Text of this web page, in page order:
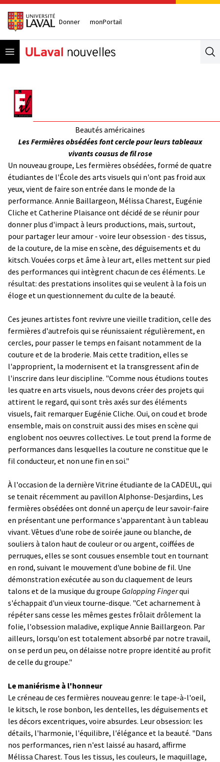
Donner monPortail
Open menu
Beautés américaines
Les Fermières obsédées font cercle pour leurs tableaux
vivants cousus de fil rose
Un nouveau groupe, Les fermières obsédées, formé de quatre
étudiantes de l'École des arts visuels qui n'ont pas froid aux
yeux, vient de faire son entrée dans le monde de la
performance. Annie Baillargeon, Mélissa Charest, Eugénie
Cliche et Catherine Plaisance ont décidé de se réunir pour
donner plus d'impact à leurs productions, mais, surtout,
pour partager leur amour - voire leur obsession - des tissus,
de la couture, de la mise en scène, des déguisements et du
kitsch. Vouées corps et âme à leur art, elles mettent sur pied
des performances qui intègrent chacun de ces éléments. Le
résultat: des prestations insolites qui se veulent à la fois un
éloge et un questionnement du culte de la beauté.
Ces jeunes artistes font revivre une vieille tradition, celle des
fermières d'autrefois qui se réunissaient régulièrement, en
cercles, pour passer le temps en faisant notamment de la
couture et de la broderie. Mais cette tradition, elles se
l'approprient, la modernisent et la transgressent afin de
l'inscrire dans leur discipline. "Comme nous étudions toutes
les quatre en arts visuels, nous devons créer des projets qui
attirent le regard, qui sont très axés sur des éléments
visuels, fait remarquer Eugénie Cliche. Oui, on coud et brode
ensemble, mais on construit aussi des mises en scène qui
englobent nos oeuvres collectives. Le tout prend la forme de
performances dans lesquelles la couture ne constitue que le
fil conducteur, et non une fin en soi."
À l'occasion de la dernière Vitrine étudiante de la CADEUL, qui
se tenait récemment au pavillon Alphonse-Desjardins, Les
fermières obsédées ont donné un aperçu de leur savoir-faire
en présentant une performance s'apparentant à un tableau
vivant. Vêtues d'une robe de soirée jaune ou blanche, de
souliers à talon haut de couleur or ou argent, coiffées de
perruques, elles se sont cousues ensemble tout en tournant
en rond, suivant le mouvement d'une bobine de fil. Une
démonstration exécutée au son du claquement de leurs
talons et de la musique du groupe Galopping Fingerqui
s'échappait d'un vieux tourne-disque. "Cet acharnement à
répéter sans cesse les mêmes gestes frôlait drôlement la
folie, l'obsession maladive, explique Annie Baillargeon. Par
ailleurs, lorsqu'on est totalement absorbé par notre travail,
on se perd un peu, on délaisse notre propre identité au profit
de celle du groupe."
Le maniérisme à l'honneur
Le créneau de ces fermières nouveau genre: le tape-à-l'oeil,
le kitsch, le rose bonbon, les dentelles, les déguisements et
les décors excentriques, voire absurdes. Leur obsession: les
détails, l'harmonie, l'équilibre, l'élégance et la beauté. "Dans
nos performances, rien n'est laissé au hasard, affirme
Mélissa Charest. Tous les tissus, les couleurs, le maquillage,